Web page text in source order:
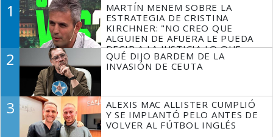
1
MARTÍN MENEM SOBRE LA
ESTRATEGIA DE CRISTINA
KIRCHNER: "NO CREO QUE
ALGUIEN DE AFUERA LE PUEDA
DECIR A LA JUSTICIA LO QUE
TIENE QUE HACER"
2
QUÉ DIJO BARDEM DE LA
INVASIÓN DE CEUTA
3
ALEXIS MAC ALLISTER CUMPLIÓ
Y SE IMPLANTÓ PELO ANTES DE
VOLVER AL FÚTBOL INGLÉS